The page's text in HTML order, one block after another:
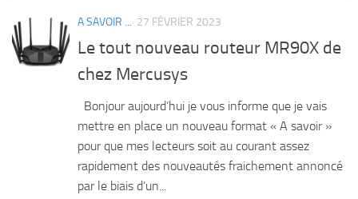
A SAVOIR ... 27 FÉVRIER 2023
Le tout nouveau routeur MR90X de
chez Mercusys
Bonjour aujourd’hui je vous informe que je vais
mettre en place un nouveau format « A savoir »
pour que mes lecteurs soit au courant assez
rapidement des nouveautés fraichement annoncé
par le biais d’un...